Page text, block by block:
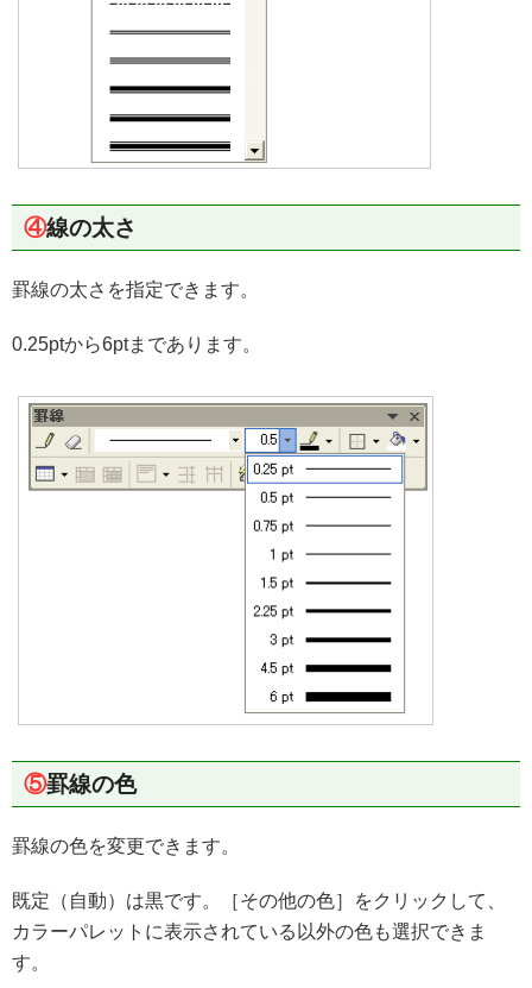
④線の太さ
罫線の太さを指定できます。
0.25ptから6ptまであります。
⑤罫線の色
罫線の色を変更できます。
既定（自動）は黒です。［その他の色］をクリックして、
カラーパレットに表示されている以外の色も選択できま
す。